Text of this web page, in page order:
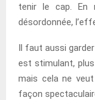
tenir le cap. En
désordonnée,
Il faut aussi
est stimulant,
mais cela ne
façon